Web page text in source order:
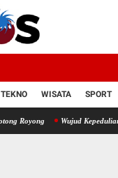
TEKNO WISATA SPORT
Wujud Kepedulian TNI AD,